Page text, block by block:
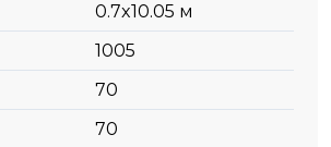
0.7x10.05 м
1005
70
70